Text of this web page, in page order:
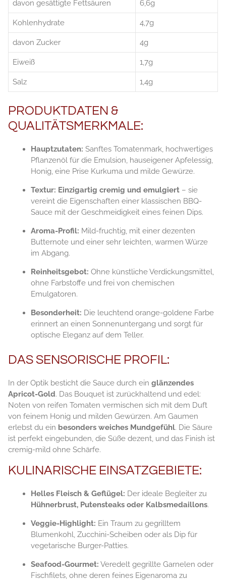
davon gesättigte Fettsäuren 6,6g
Kohlenhydrate 4,7g
davon Zucker 4g
Eiweiß 1,7g
Salz 1,4g
PRODUKTDATEN &
QUALITÄTSMERKMALE:
Hauptzutaten: Sanftes Tomatenmark, hochwertiges
Pflanzenöl für die Emulsion, hauseigener Apfelessig,
Honig, eine Prise Kurkuma und milde Gewürze.
Textur: Einzigartig cremig und emulgiert – sie
vereint die Eigenschaften einer klassischen BBQ-
Sauce mit der Geschmeidigkeit eines feinen Dips.
Aroma-Profil: Mild-fruchtig, mit einer dezenten
Butternote und einer sehr leichten, warmen Würze
im Abgang.
Reinheitsgebot: Ohne künstliche Verdickungsmittel,
ohne Farbstoffe und frei von chemischen
Emulgatoren.
Besonderheit: Die leuchtend orange-goldene Farbe
erinnert an einen Sonnenuntergang und sorgt für
optische Eleganz auf dem Teller.
DAS SENSORISCHE PROFIL:
In der Optik besticht die Sauce durch ein glänzendes
Apricot-Gold. Das Bouquet ist zurückhaltend und edel:
Noten von reifen Tomaten vermischen sich mit dem Duft
von feinem Honig und milden Gewürzen. Am Gaumen
erlebst du ein besonders weiches Mundgefühl. Die Säure
ist perfekt eingebunden, die Süße dezent, und das Finish ist
cremig-mild ohne Schärfe.
KULINARISCHE EINSATZGEBIETE:
Helles Fleisch & Geflügel: Der ideale Begleiter zu
Hühnerbrust, Putensteaks oder Kalbsmedaillons.
Veggie-Highlight: Ein Traum zu gegrilltem
Blumenkohl, Zucchini-Scheiben oder als Dip für
vegetarische Burger-Patties.
Seafood-Gourmet: Veredelt gegrillte Garnelen oder
Fischfilets, ohne deren feines Eigenaroma zu